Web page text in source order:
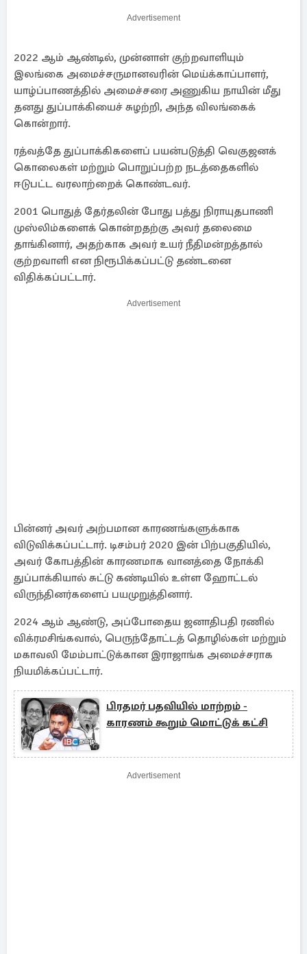
Advertisement
2022 ஆம் ஆண்டில், முன்னாள் குற்றவாளியும்
இலங்கை அமைச்சருமானவரின் மெய்க்காப்பாளர்,
யாழ்ப்பாணத்தில் அமைச்சரை அணுகிய நாயின் மீது
தனது துப்பாக்கியைச் சுழற்றி, அந்த விலங்கைக்
கொன்றார்.
ரத்வத்தே துப்பாக்கிகளைப் பயன்படுத்தி வெகுஜனக்
கொலைகள் மற்றும் பொறுப்பற்ற நடத்தைகளில்
ஈடுபட்ட வரலாற்றைக் கொண்டவர்.
2001 பொதுத் தேர்தலின் போது பத்து நிராயுதபாணி
முஸ்லிம்களைக் கொன்றதற்கு அவர் தலைமை
தாங்கினார், அதற்காக அவர் உயர் நீதிமன்றத்தால்
குற்றவாளி என நிரூபிக்கப்பட்டு தண்டனை
விதிக்கப்பட்டார்.
Advertisement
பின்னர் அவர் அற்பமான காரணங்களுக்காக
விடுவிக்கப்பட்டார். டிசம்பர் 2020 இன் பிற்பகுதியில்,
அவர் கோபத்தின் காரணமாக வானத்தை நோக்கி
துப்பாக்கியால் சுட்டு கண்டியில் உள்ள ஹோட்டல்
விருந்தினர்களைப் பயமுறுத்தினார்.
2024 ஆம் ஆண்டு, அப்போதைய ஜனாதிபதி ரணில்
விக்ரமசிங்கவால், பெருந்தோட்டத் தொழில்கள் மற்றும்
மகாவலி மேம்பாட்டுக்கான இராஜாங்க அமைச்சராக
நியமிக்கப்பட்டார்.
பிரதமர் பதவியில் மாற்றம் -
காரணம் கூறும் மொட்டுக் கட்சி
Advertisement